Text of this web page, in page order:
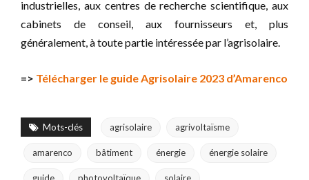
industrielles, aux centres de recherche scientifique, aux
cabinets de conseil, aux fournisseurs et, plus
généralement, à toute partie intéressée par l’agrisolaire.
=> Télécharger le guide Agrisolaire 2023 d’Amarenco
Mots-clés agrisolaire agrivoltaïsme
amarenco bâtiment énergie énergie solaire